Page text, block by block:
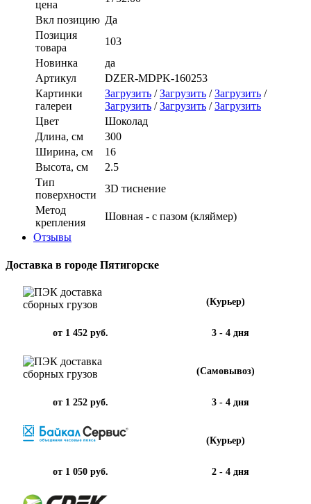
цена
Вкл позицию Да
Позиция
товара
103
Новинка
да
Артикул
DZER-MDPK-160253
Картинки
галереи
Загрузить /Загрузить /Загрузить /
Загрузить /Загрузить /Загрузить
Цвет
Шоколад
Длина, см
300
Ширина, см
16
Высота, см
2.5
Тип
поверхности
3D тиснение
Метод
крепления
Шовная - с пазом (кляймер)
Отзывы
Доставка в городе Пятигорске
(Курьер)
от 1 452 руб. 3 - 4 дня
(Самовывоз)
от 1 252 руб. 3 - 4 дня
(Курьер)
от 1 050 руб. 2 - 4 дня